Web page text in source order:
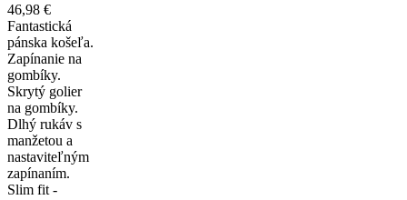
46,98 €
Fantastická
pánska košeľa.
Zapínanie na
gombíky.
Skrytý golier
na gombíky.
Dlhý rukáv s
manžetou a
nastaviteľným
zapínaním.
Slim fit -